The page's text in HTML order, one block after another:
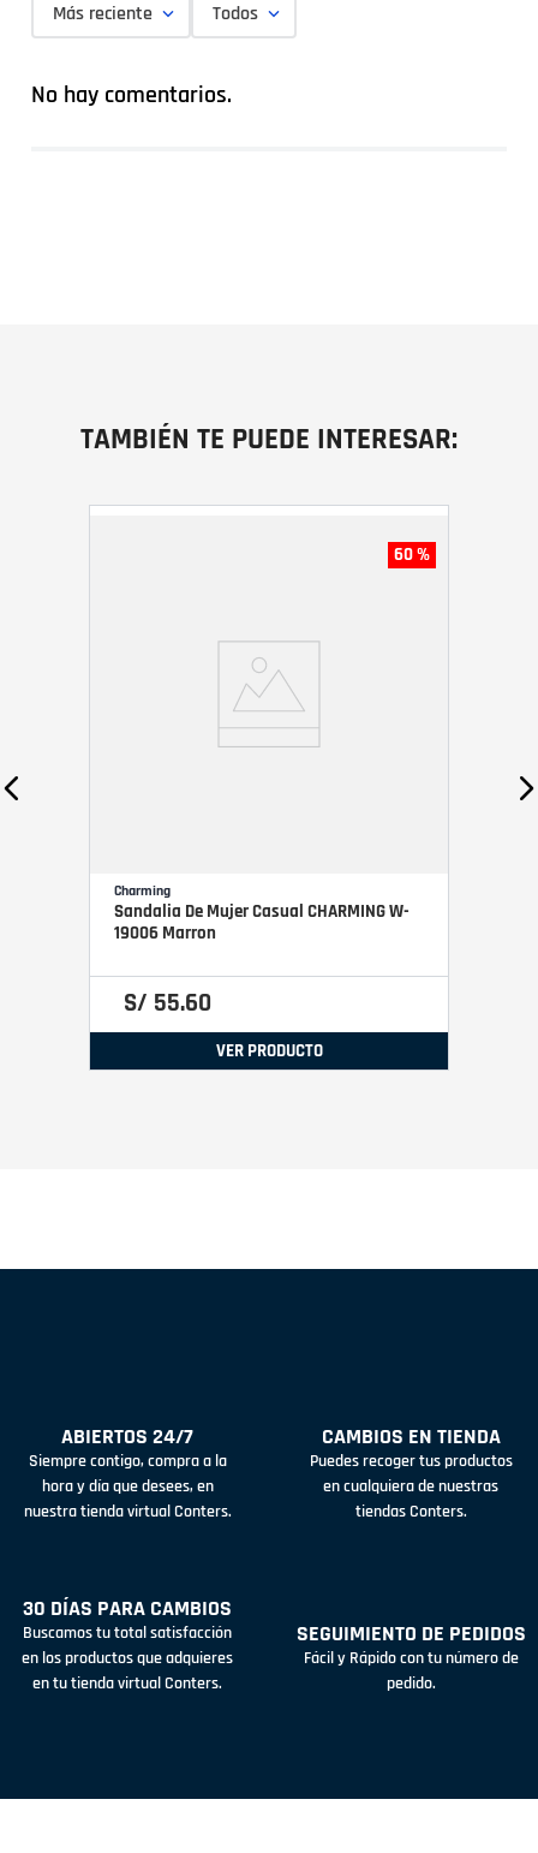
Más reciente Todos
No hay comentarios.
TAMBIÉN TE PUEDE INTERESAR:
60 %
Charming
Sandalia De Mujer Casual CHARMING W-
19006 Marron
S/ 55.60
VER PRODUCTO
ABIERTOS 24/7
Siempre contigo, compra a la
hora y día que desees, en
nuestra tienda virtual Conters.
CAMBIOS EN TIENDA
Puedes recoger tus productos
en cualquiera de nuestras
tiendas Conters.
30 DÍAS PARA CAMBIOS
Buscamos tu total satisfacción
en los productos que adquieres
en tu tienda virtual Conters.
SEGUIMIENTO DE PEDIDOS
Fácil y Rápido con tu número de
pedido.